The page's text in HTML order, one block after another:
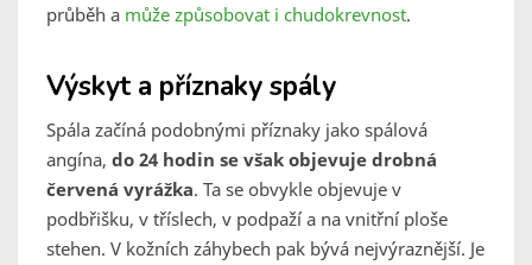
průběh a může způsobovat i chudokrevnost.
Výskyt a příznaky spály
Spála začíná podobnými příznaky jako spálová
angína, do 24 hodin se však objevuje drobná
červená vyrážka. Ta se obvykle objevuje v
podbřišku, v tříslech, v podpaží a na vnitřní ploše
stehen. V kožních záhybech pak bývá nejvýraznější. Je